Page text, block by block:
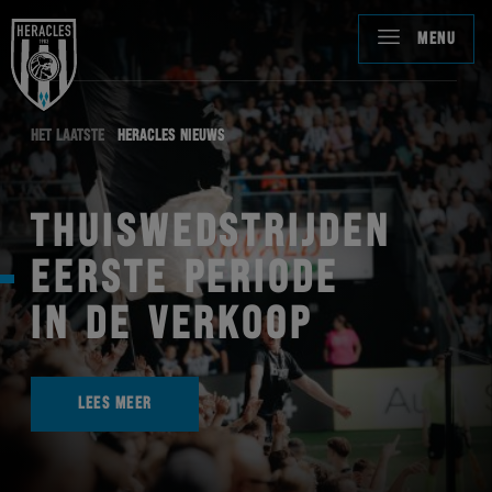
MENU
HET LAATSTE HERACLES NIEUWS
THUISWEDSTRIJDEN
EERSTE PERIODE
IN DE VERKOOP
LEES MEER